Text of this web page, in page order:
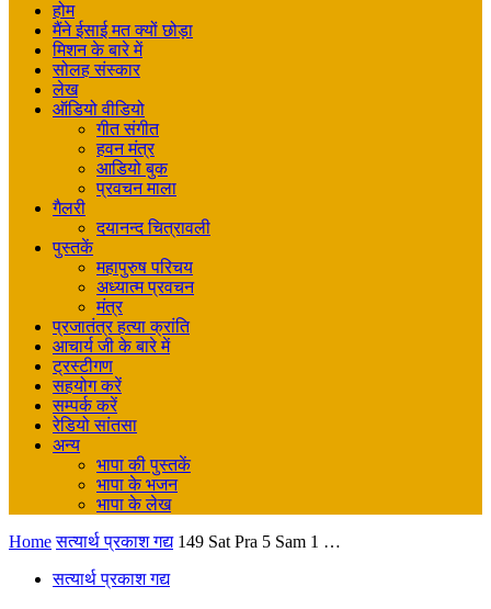
होम
मैंने ईसाई मत क्यों छोड़ा
मिशन के बारे में
सोलह संस्कार
लेख
ऑडियो वीडियो
गीत संगीत
हवन मंत्र
आडियो बुक
प्रवचन माला
गैलरी
दयानन्द चित्रावली
पुस्तकें
महापुरुष परिचय
अध्यात्म प्रवचन
मंत्र
प्रजातंत्र हत्या क्रांति
आचार्य जी के बारे में
ट्रस्टीगण
सहयोग करें
सम्पर्क करें
रेडियो सांतसा
अन्य
भापा की पुस्तकें
भापा के भजन
भापा के लेख
Home सत्यार्थ प्रकाश गद्य 149 Sat Pra 5 Sam 1 …
सत्यार्थ प्रकाश गद्य